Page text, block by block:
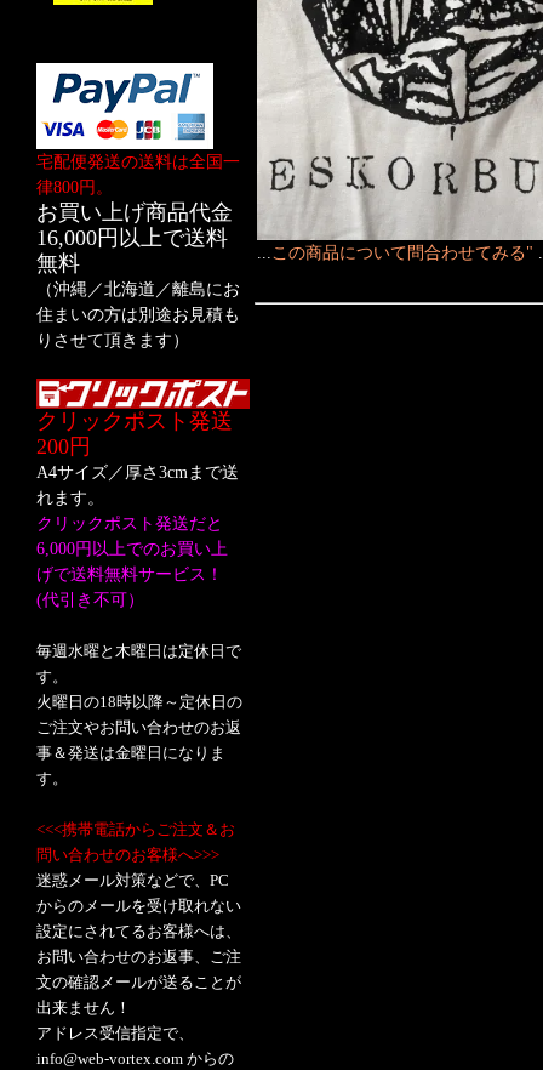
宅配便発送の送料は全国一
律800円。
お買い上げ商品代金
16,000円以上で送料
無料
（沖縄／北海道／離島にお
住まいの方は別途お見積も
りさせて頂きます）
クリックポスト発送
200円
A4サイズ／厚さ3cmまで送
れます。
クリックポスト発送だと
6,000円以上でのお買い上
げで送料無料サービス！
(代引き不可）
毎週水曜と木曜日は定休日で
す。
火曜日の18時以降～定休日の
ご注文やお問い合わせのお返
事＆発送は金曜日になりま
す。
<<<携帯電話からご注文＆お
問い合わせのお客様へ>>>
迷惑メール対策などで、PC
からのメールを受け取れない
設定にされてるお客様へは、
お問い合わせのお返事、ご注
文の確認メールが送ることが
出来ません！
アドレス受信指定で、
info@web-vortex.com からの
...この商品について問合わせてみる"